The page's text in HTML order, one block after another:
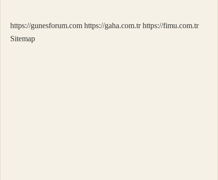
https://gunesforum.com https://gaha.com.tr https://fimu.com.tr
Sitemap